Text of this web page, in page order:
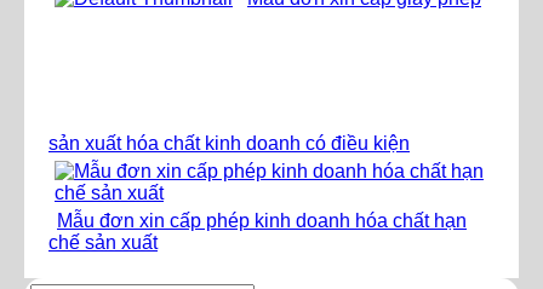
sản xuất hóa chất kinh doanh có điều kiện
Mẫu đơn xin cấp phép kinh doanh hóa chất hạn
chế sản xuất